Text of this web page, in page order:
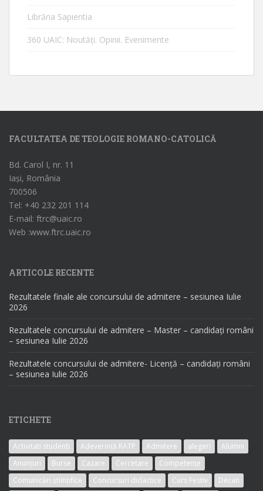
Librăria Sapientia
360 UAIC: Noutăţi. Opinii. Evenimente
FACULTATEA DE TEOLOGIE ROMANO-CATOLICĂ
Bd. Carol I, nr. 11
Iași, România
700506
Tel: +40 232 201 114
E-mail: ftrc@uaic.ro
Web :www.ftrc.uaic.ro
ARTICOLE RECENTE
Rezultatele finale ale concursului de admitere – sesiunea Iulie
2026
Rezultatele concursului de admitere – Master – candidați români
– sesiunea Iulie 2026
Rezultatele concursului de admitere- Licență – candidați români
– sesiunea Iulie 2026
ETICHETE
Activitati studenti Adeverință RATP Admitere alegeri
Alumni
Anunțuri
Burse Cazare Cercetare
Competențe
Comunicări științifice
Concursuri didactice Curs Festiv
Decan